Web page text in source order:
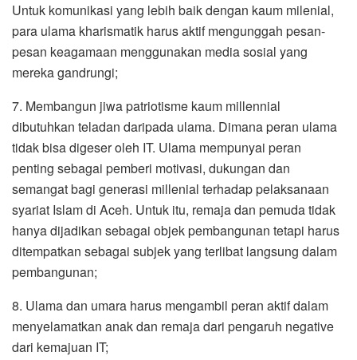
Untuk komunikasi yang lebih baik dengan kaum milenial,
para ulama kharismatik harus aktif mengunggah pesan-
pesan keagamaan menggunakan media sosial yang
mereka gandrungi;
7. Membangun jiwa patriotisme kaum millennial
dibutuhkan teladan daripada ulama. Dimana peran ulama
tidak bisa digeser oleh IT. Ulama mempunyai peran
penting sebagai pemberi motivasi, dukungan dan
semangat bagi generasi millenial terhadap pelaksanaan
syariat Islam di Aceh. Untuk itu, remaja dan pemuda tidak
hanya dijadikan sebagai objek pembangunan tetapi harus
ditempatkan sebagai subjek yang terlibat langsung dalam
pembangunan;
8. Ulama dan umara harus mengambil peran aktif dalam
menyelamatkan anak dan remaja dari pengaruh negative
dari kemajuan IT;